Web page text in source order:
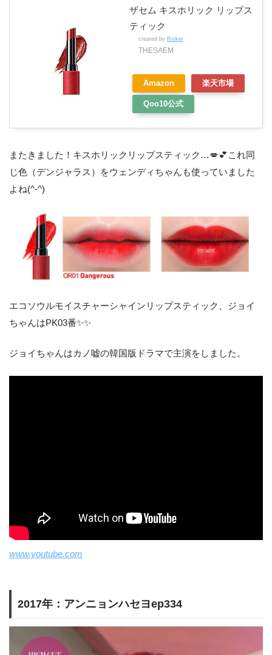
ザセム キスホリック リップス
ティック
created by Rinker
THESAEM
Amazon 楽天市場
Qoo10公式
またきました！キスホリックリップスティック…💋💕これ同
じ色（デンジャラス）をウェンディちゃんも使っていました
よね(^-^)
エコソウルモイスチャーシャインリップスティック、ジョイ
ちゃんはPK03番✨✨
ジョイちゃんはカノ嘘の韓国版ドラマで主演をしました。
www.youtube.com
2017年：アンニョンハセヨep334